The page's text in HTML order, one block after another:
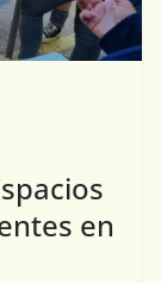
en